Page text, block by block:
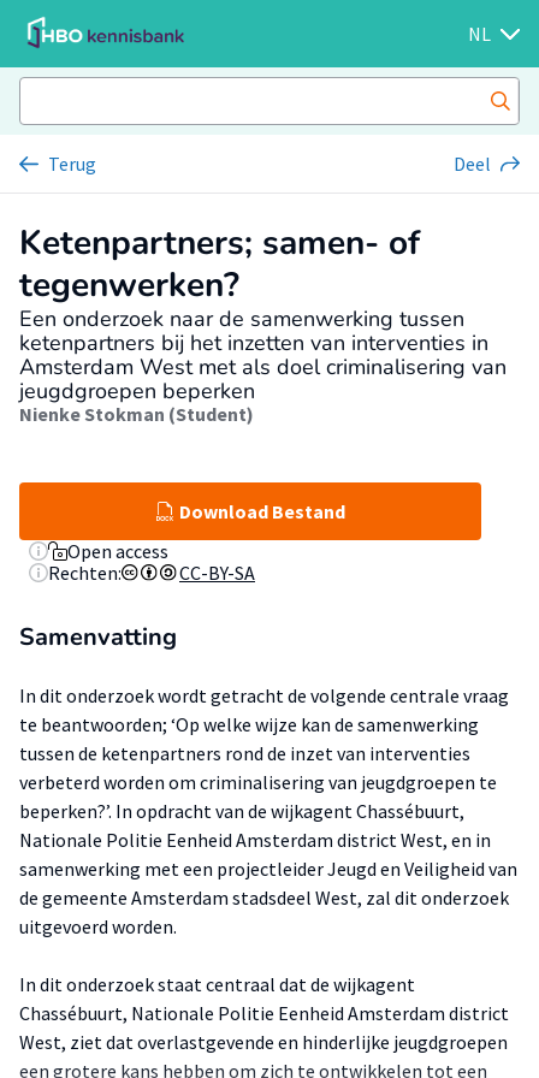
NL
Terug Deel
Ketenpartners; samen- of
tegenwerken?
Een onderzoek naar de samenwerking tussen
ketenpartners bij het inzetten van interventies in
Amsterdam West met als doel criminalisering van
jeugdgroepen beperken
Nienke Stokman (Student)
Download Bestand
Open access
Rechten:
CC-BY-SA
Samenvatting
In dit onderzoek wordt getracht de volgende centrale vraag
te beantwoorden; ‘Op welke wijze kan de samenwerking
tussen de ketenpartners rond de inzet van interventies
verbeterd worden om criminalisering van jeugdgroepen te
beperken?’. In opdracht van de wijkagent Chassébuurt,
Nationale Politie Eenheid Amsterdam district West, en in
samenwerking met een projectleider Jeugd en Veiligheid van
de gemeente Amsterdam stadsdeel West, zal dit onderzoek
uitgevoerd worden.
In dit onderzoek staat centraal dat de wijkagent
Chassébuurt, Nationale Politie Eenheid Amsterdam district
West, ziet dat overlastgevende en hinderlijke jeugdgroepen
een grotere kans hebben om zich te ontwikkelen tot een